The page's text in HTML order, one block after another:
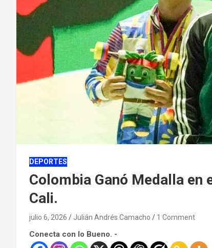
DEPORTES
Colombia Ganó Medalla en
Cali.
julio 6, 2026 Julián Andrés Camacho 1 Comment
Conecta con lo Bueno. -